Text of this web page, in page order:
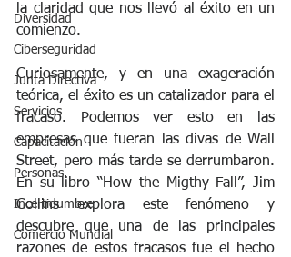
Diversidad
Ciberseguridad
Junta Directiva
Servicios
Capacitación
Personas.
Incertidumbre
Comercio Mundial
la claridad que nos llevó al éxito en un
comienzo.
Curiosamente, y en una exageración
teórica, el éxito es un catalizador para el
fracaso. Podemos ver esto en las
empresas que fueran las divas de Wall
Street, pero más tarde se derrumbaron.
En su libro “How the Migthy Fall”, Jim
Collins explora este fenómeno y
descubre que una de las principales
razones de estos fracasos fue el hecho